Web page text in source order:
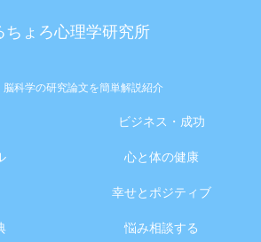
ちょろ心理学研究所
脳科学の研究論文を簡単解説紹介
ビジネス・成功
心と体の健康
幸せとポジティブ
悩み相談する